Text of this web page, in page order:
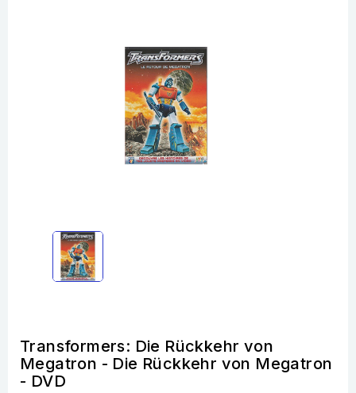
Transformers: Die Rückkehr von
Megatron - Die Rückkehr von Megatron
- DVD